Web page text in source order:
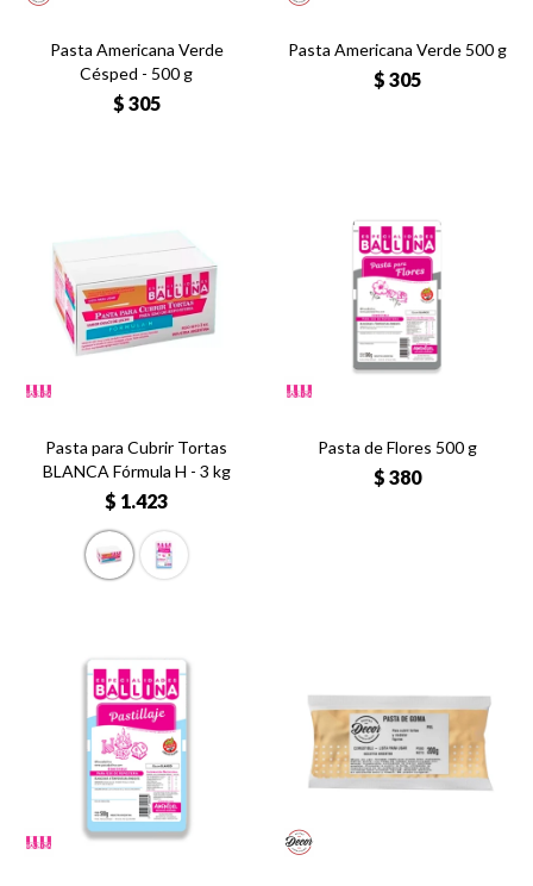
Pasta Americana Verde
Césped - 500 g
$ 305
Pasta Americana Verde 500 g
$ 305
Pasta para Cubrir Tortas
BLANCA Fórmula H - 3 kg
$ 1.423
Pasta de Flores 500 g
$ 380